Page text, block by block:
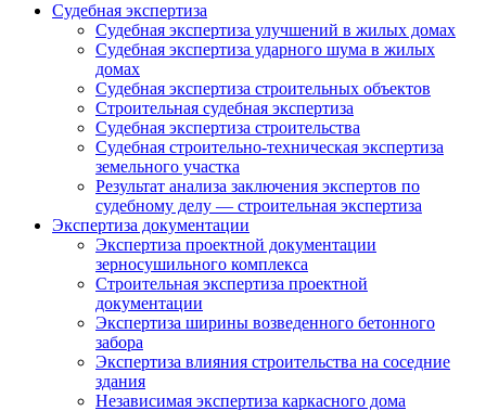
Судебная экспертиза
Судебная экспертиза улучшений в жилых домах
Судебная экспертиза ударного шума в жилых
домах
Судебная экспертиза строительных объектов
Строительная судебная экспертиза
Судебная экспертиза строительства
Судебная строительно-техническая экспертиза
земельного участка
Результат анализа заключения экспертов по
судебному делу — строительная экспертиза
Экспертиза документации
Экспертиза проектной документации
зерносушильного комплекса
Строительная экспертиза проектной
документации
Экспертиза ширины возведенного бетонного
забора
Экспертиза влияния строительства на соседние
здания
Независимая экспертиза каркасного дома